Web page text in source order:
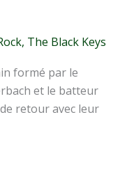
, The Black Keys
formé par le
et le batteur
retour avec leur